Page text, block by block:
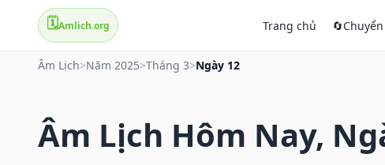
🗓️Amlich.org Trang chủ 🔄
Âm Lịch>Năm 2025>Tháng 3>Ngày 12
Âm Lịch Hôm Nay,